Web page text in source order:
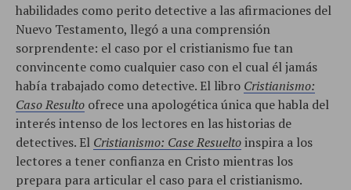
habilidades como perito detective a las afirmaciones del
Nuevo Testamento, llegó a una comprensión
sorprendente: el caso por el cristianismo fue tan
convincente como cualquier caso con el cual él jamás
había trabajado como detective. El libro Cristianismo:
Caso Resulto ofrece una apologética única que habla del
interés intenso de los lectores en las historias de
detectives. El Cristianismo: Case Resueltoinspira a los
lectores a tener confianza en Cristo mientras los
prepara para articular el caso para el cristianismo.